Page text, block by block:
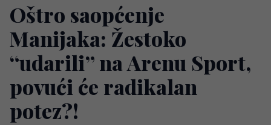
Oštro saopćenje
Manijaka: Žestoko
“udarili” na Arenu Sport,
povući će radikalan
potez?!